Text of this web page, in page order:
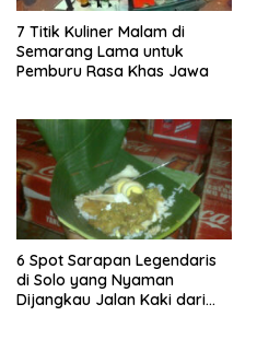
7 Titik Kuliner Malam di
Semarang Lama untuk
Pemburu Rasa Khas Jawa
6 Spot Sarapan Legendaris
di Solo yang Nyaman
Dijangkau Jalan Kaki dari